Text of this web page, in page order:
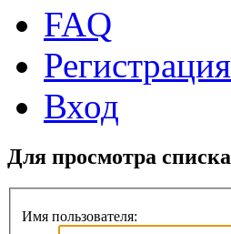
FAQ
Регистрация
Вход
Для просмотра
Имя пользователя: